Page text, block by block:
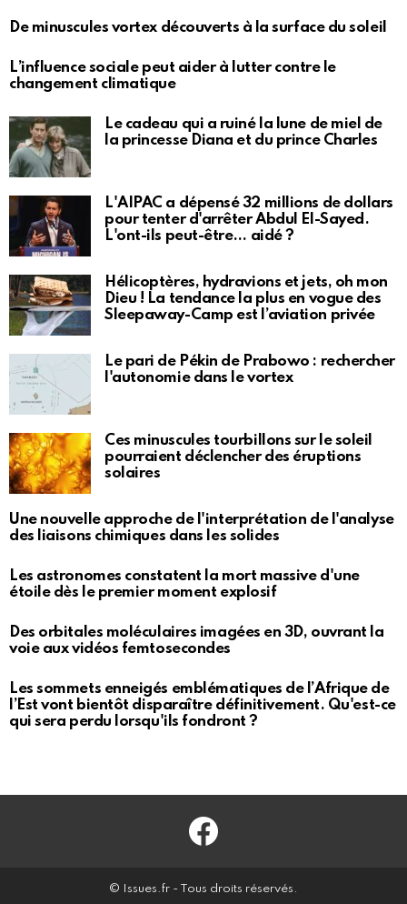
De minuscules vortex découverts à la surface du soleil
L’influence sociale peut aider à lutter contre le
changement climatique
Le cadeau qui a ruiné la lune de miel de
la princesse Diana et du prince Charles
L'AIPAC a dépensé 32 millions de dollars
pour tenter d'arrêter Abdul El-Sayed.
L'ont-ils peut-être… aidé ?
Hélicoptères, hydravions et jets, oh mon
Dieu ! La tendance la plus en vogue des
Sleepaway-Camp est l’aviation privée
Le pari de Pékin de Prabowo : rechercher
l'autonomie dans le vortex
Ces minuscules tourbillons sur le soleil
pourraient déclencher des éruptions
solaires
Une nouvelle approche de l'interprétation de l'analyse
des liaisons chimiques dans les solides
Les astronomes constatent la mort massive d'une
étoile dès le premier moment explosif
Des orbitales moléculaires imagées en 3D, ouvrant la
voie aux vidéos femtosecondes
Les sommets enneigés emblématiques de l’Afrique de
l’Est vont bientôt disparaître définitivement. Qu'est-ce
qui sera perdu lorsqu'ils fondront ?
Facebook
© Issues.fr - Tous droits réservés.